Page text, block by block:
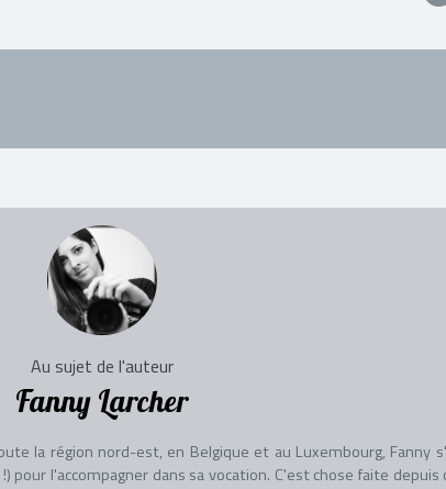
Au sujet de l'auteur
Fanny Larcher
la région nord-est, en Belgique et au Luxembourg, Fanny
pour l'accompagner dans sa vocation. C'est chose faite